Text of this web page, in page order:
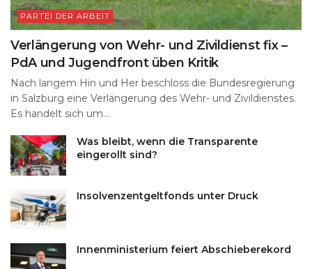
PARTEI DER ARBEIT
Verlängerung von Wehr- und Zivildienst fix –
PdA und Jugendfront üben Kritik
Nach langem Hin und Her beschloss die Bundesregierung
in Salzburg eine Verlängerung des Wehr- und Zivildienstes.
Es handelt sich um...
Was bleibt, wenn die Transparente
eingerollt sind?
Insolvenzentgeltfonds unter Druck
Innenministerium feiert Abschieberekord